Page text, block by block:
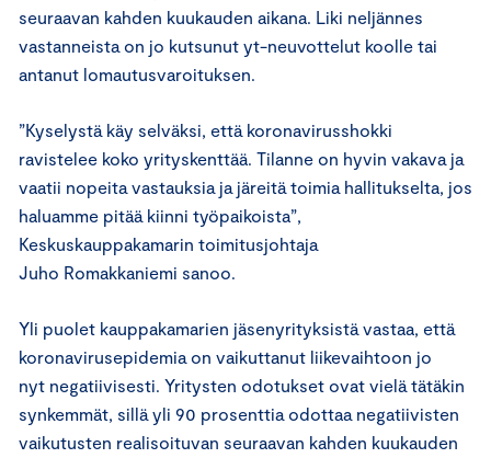
seuraavan kahden kuukauden aikana. Liki neljännes
vastanneista on jo kutsunut yt-neuvottelut koolle tai
antanut lomautusvaroituksen.
”Kyselystä käy selväksi, että koronavirusshokki
ravistelee koko yrityskenttää. Tilanne on hyvin vakava ja
vaatii nopeita vastauksia ja järeitä toimia hallitukselta, jos
haluamme pitää kiinni työpaikoista”,
Keskuskauppakamarin toimitusjohtaja
Juho Romakkaniemi sanoo.
Yli puolet kauppakamarien jäsenyrityksistä vastaa, että
koronavirusepidemia on vaikuttanut liikevaihtoon jo
nyt negatiivisesti. Yritysten odotukset ovat vielä tätäkin
synkemmät, sillä yli 90 prosenttia odottaa negatiivisten
vaikutusten realisoituvan seuraavan kahden kuukauden